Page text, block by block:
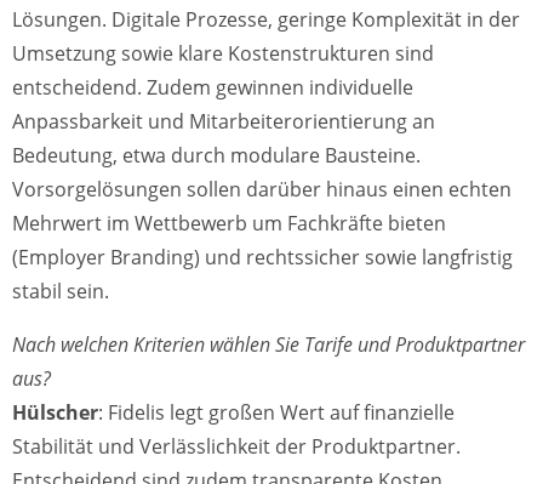
Lösungen. Digitale Prozesse, geringe Komplexität in der
Umsetzung sowie klare Kostenstrukturen sind
entscheidend. Zudem gewinnen individuelle
Anpassbarkeit und Mitarbeiterorientierung an
Bedeutung, etwa durch modulare Bausteine.
Vorsorgelösungen sollen darüber hinaus einen echten
Mehrwert im Wettbewerb um Fachkräfte bieten
(Employer Branding) und rechtssicher sowie langfristig
stabil sein.
Nach welchen Kriterien wählen Sie Tarife und Produktpartner
aus?
Hülscher: Fidelis legt großen Wert auf finanzielle
Stabilität und Verlässlichkeit der Produktpartner.